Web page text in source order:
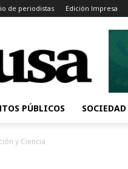
de periodistas Edición Impresa
PÚBLICOS SOCIEDAD
y Ciencia